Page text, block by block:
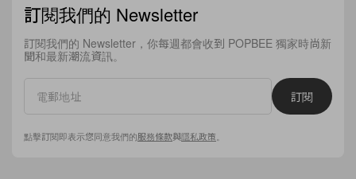
訂閱我們的 Newsletter
訂閱我們的 Newsletter，你每週都會收到 POPBEE 獨家時尚新
聞和最新潮流資訊。
訂閱
點擊訂閱即表示您同意我們的服務條款與隱私政策